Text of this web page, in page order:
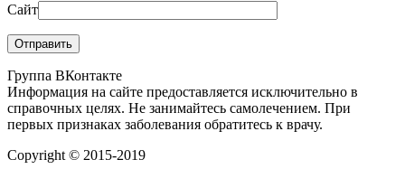
Сайт
Группа ВКонтакте
Информация на сайте предоставляется исключительно в
справочных целях. Не занимайтесь самолечением. При
первых признаках заболевания обратитесь к врачу.
Copyright © 2015-2019